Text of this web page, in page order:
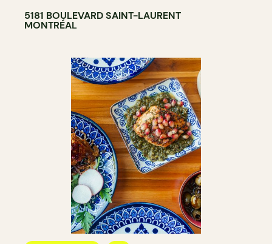
5181 BOULEVARD SAINT-LAURENT
MONTRÉAL